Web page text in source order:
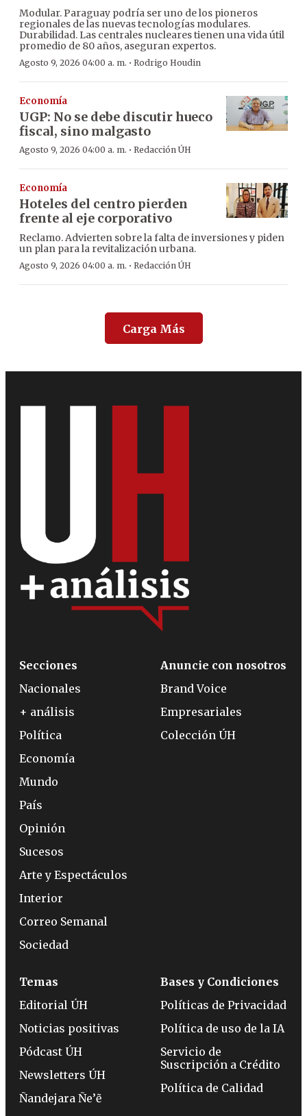
Modular. Paraguay podría ser uno de los pioneros
regionales de las nuevas tecnologías modulares.
Durabilidad. Las centrales nucleares tienen una vida útil
promedio de 80 años, aseguran expertos.
Agosto 9, 2026 04:00 a. m. · Rodrigo Houdin
Economía
UGP: No se debe discutir hueco
fiscal, sino malgasto
Agosto 9, 2026 04:00 a. m. · Redacción ÚH
Economía
Hoteles del centro pierden
frente al eje corporativo
Reclamo. Advierten sobre la falta de inversiones y piden
un plan para la revitalización urbana.
Agosto 9, 2026 04:00 a. m. · Redacción ÚH
Carga Más
Secciones
Nacionales
+ análisis
Política
Economía
Mundo
País
Opinión
Sucesos
Arte y Espectáculos
Interior
Correo Semanal
Sociedad
Anuncie con nosotros
Brand Voice
Empresariales
Colección ÚH
Temas
Editorial ÚH
Noticias positivas
Pódcast ÚH
Newsletters ÚH
Ñandejara Ñe’ẽ
Bases y Condiciones
Políticas de Privacidad
Política de uso de la IA
Servicio de
Suscripción a Crédito
Política de Calidad